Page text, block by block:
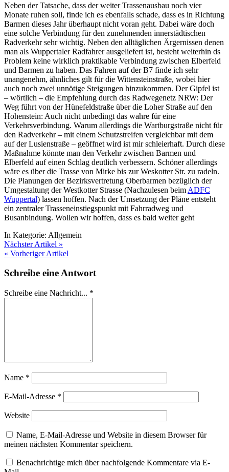
Neben der Tatsache, dass der weiter Trassenausbau noch vier
Monate ruhen soll, finde ich es ebenfalls schade, dass es in Richtung
Barmen dieses Jahr überhaupt nicht voran geht. Dabei wäre doch
eine solche Verbindung für den zunehmenden innerstädtischen
Radverkehr sehr wichtig. Neben den alltäglichen Ärgernissen denen
man als Wuppertaler Radfahrer ausgeliefert ist, besteht weiterhin ds
Problem keine wirklich praktikable Verbindung zwischen Elberfeld
und Barmen zu haben. Das Fahren auf der B7 finde ich sehr
unangenehm, ähnliches gilt für die Wittensteinstraße, wobei hier
auch noch zwei unnötige Steigungen hinzukommen. Der Gipfel ist
– wörtlich – die Empfehlung durch das Radwegenetz NRW: Der
Weg führt von der Hünefeldstraße über die Loher Straße auf den
Hohenstein: Auch nicht unbedingt das wahre für eine
Verkehrsverbindung. Warum allerdings die Wartburgstraße nicht für
den Radverkehr – mit einem Schutzstreifen vergleichbar mit dem
auf der Lusienstraße – geöffnet wird ist mir schleierhaft. Durch diese
Maßnahme könnte man den Verkehr zwischen Barmen und
Elberfeld auf einen Schlag deutlich verbessern. Schöner allerdings
wäre es über die Trasse von Mirke bis zur Weskotter Str. zu radeln.
Die Planungen der Bezirksvertretung Oberbarmen bezüglich der
Umgestaltung der Westkotter Strasse (Nachzulesen beim ADFC
Wuppertal) lassen hoffen. Nach der Umsetzung der Pläne entsteht
ein zentraler Trasseneinstiegspunkt mit Fahrradweg und
Busanbindung. Wollen wir hoffen, dass es bald weiter geht
In Kategorie: Allgemein
Nächster Artikel »
« Vorheriger Artikel
Schreibe eine Antwort
Schreibe eine Nachricht... *
Name *
E-Mail-Adresse *
Website
Name, E-Mail-Adresse und Website in diesem Browser für
meinen nächsten Kommentar speichern.
Benachrichtige mich über nachfolgende Kommentare via E-